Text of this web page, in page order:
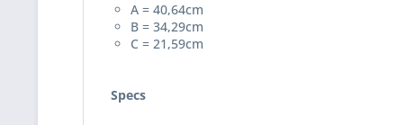
A = 40,64cm
B = 34,29cm
C = 21,59cm
Specs